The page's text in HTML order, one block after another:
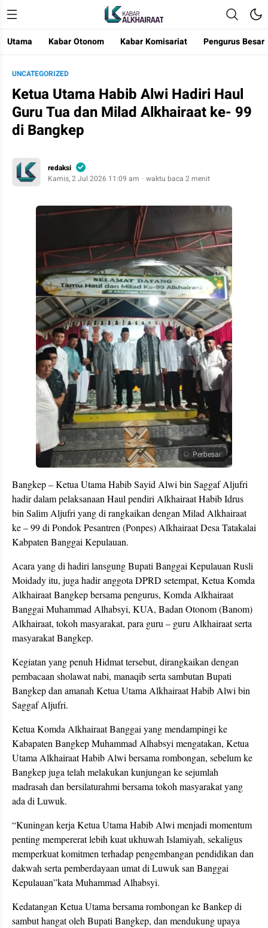
Kabar Alkhairaat
Mengabarkan Kebaikan
Utama Kabar Otonom Kabar Komisariat Pengurus Besar
UNCATEGORIZED
Ketua Utama Habib Alwi Hadiri Haul
Guru Tua dan Milad Alkhairaat ke- 99
di Bangkep
redaksi
Kamis, 2 Jul 2026 11:09 am
waktu baca 2 menit
Perbesar
Bangkep – Ketua Utama Habib Sayid Alwi bin Saggaf Aljufri
hadir dalam pelaksanaan Haul pendiri Alkhairaat Habib Idrus
bin Salim Aljufri yang di rangkaikan dengan Milad Alkhairaat
ke – 99 di Pondok Pesantren (Ponpes) Alkhairaat Desa Tatakalai
Kabpaten Banggai Kepulauan.
Acara yang di hadiri lansgung Bupati Banggai Kepulauan Rusli
Moidady itu, juga hadir anggota DPRD setempat, Ketua Komda
Alkhairaat Bangkep bersama pengurus, Komda Alkhairaat
Banggai Muhammad Alhabsyi, KUA, Badan Otonom (Banom)
Alkhairaat, tokoh masyarakat, para guru – guru Alkhairaat serta
masyarakat Bangkep.
Kegiatan yang penuh Hidmat tersebut, dirangkaikan dengan
pembacaan sholawat nabi, manaqib serta sambutan Bupati
Bangkep dan amanah Ketua Utama Alkhairaat Habib Alwi bin
Saggaf Aljufri.
Ketua Komda Alkhairaat Banggai yang mendampingi ke
Kabapaten Bangkep Muhammad Alhabsyi mengatakan, Ketua
Utama Alkhairaat Habib Alwi bersama rombongan, sebelum ke
Bangkep juga telah melakukan kunjungan ke sejumlah
madrasah dan bersilaturahmi bersama tokoh masyarakat yang
ada di Luwuk.
“Kuningan kerja Ketua Utama Habib Alwi menjadi momentum
penting mempererat lebih kuat ukhuwah Islamiyah, sekaligus
memperkuat komitmen terhadap pengembangan pendidikan dan
dakwah serta pemberdayaan umat di Luwuk san Banggai
Kepulauan”kata Muhammad Alhabsyi.
Kedatangan Ketua Utama bersama rombongan ke Bankep di
sambut hangat oleh Bupati Bangkep, dan mendukung upaya